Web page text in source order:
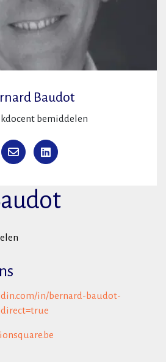
Baudot
bemiddelen
in/bernard-baudot-